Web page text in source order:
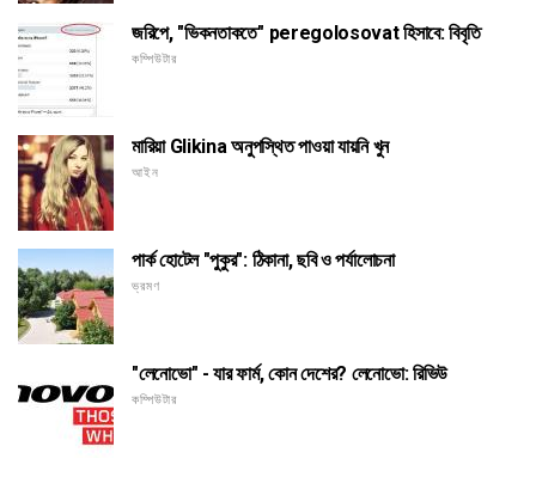
জরিপে, "ভিকনতাকতে" peregolosovat হিসাবে: বিবৃতি
কম্পিউটার
মারিয়া Glikina অনুপস্থিত পাওয়া যায়নি খুন
আইন
পার্ক হোটেল "পুকুর": ঠিকানা, ছবি ও পর্যালোচনা
ভ্রমণ
"লেনোভো" - যার ফার্ম, কোন দেশের? লেনোভো: রিভিউ
কম্পিউটার